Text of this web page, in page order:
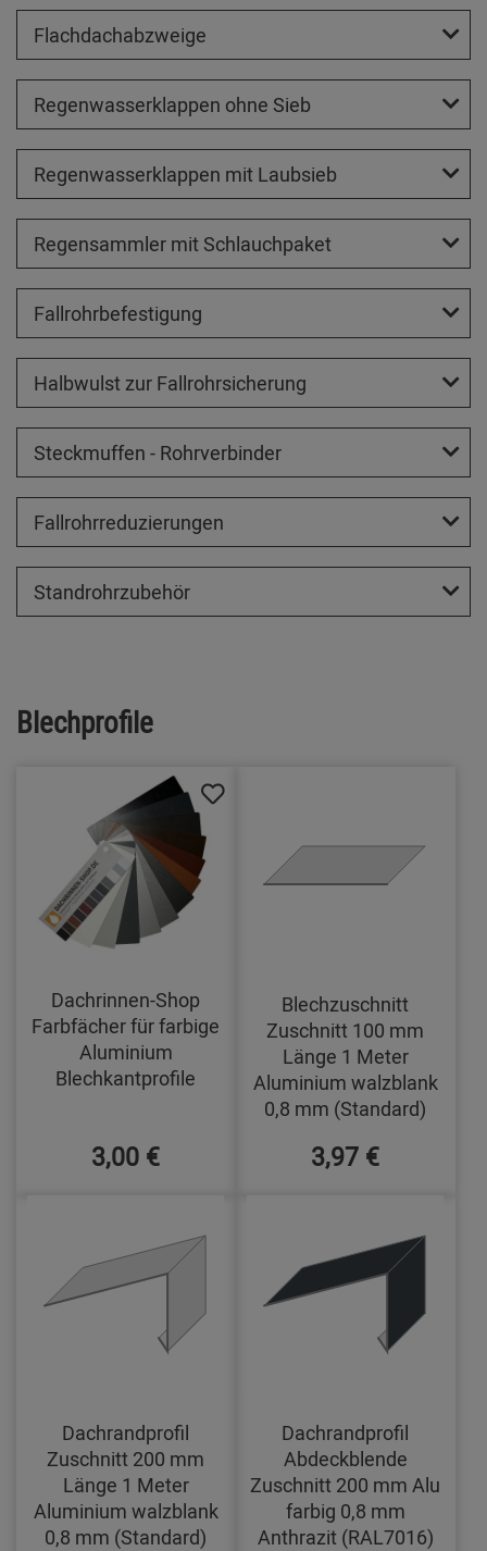
Flachdachabzweige
Regenwasserklappen ohne Sieb
Regenwasserklappen mit Laubsieb
Regensammler mit Schlauchpaket
Fallrohrbefestigung
Halbwulst zur Fallrohrsicherung
Steckmuffen - Rohrverbinder
Fallrohrreduzierungen
Standrohrzubehör
Blechprofile
Dachrinnen-Shop
Farbfächer für farbige
Aluminium
Blechkantprofile
3,00 €
Blechzuschnitt
Zuschnitt 100 mm
Länge 1 Meter
Aluminium walzblank
0,8 mm (Standard)
3,97 €
Dachrandprofil
Zuschnitt 200 mm
Länge 1 Meter
Aluminium walzblank
0,8 mm (Standard)
Dachrandprofil
Abdeckblende
Zuschnitt 200 mm Alu
farbig 0,8 mm
Anthrazit (RAL7016)